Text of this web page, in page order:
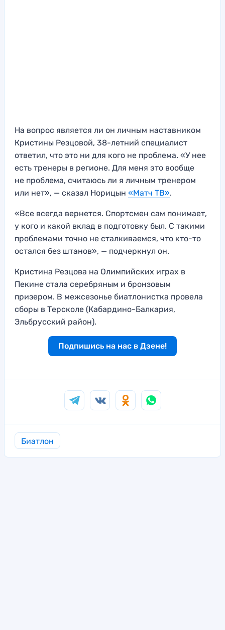
На вопрос является ли он личным наставником
Кристины Резцовой, 38-летний специалист
ответил, что это ни для кого не проблема. «У нее
есть тренеры в регионе. Для меня это вообще
не проблема, считаюсь ли я личным тренером
или нет», — сказал Норицын «Матч ТВ».
«Все всегда вернется. Спортсмен сам понимает,
у кого и какой вклад в подготовку был. С такими
проблемами точно не сталкиваемся, что кто-то
остался без штанов», — подчеркнул он.
Кристина Резцова на Олимпийских играх в
Пекине стала серебряным и бронзовым
призером. В межсезонье биатлонистка провела
сборы в Терсколе (Кабардино-Балкария,
Эльбрусский район).
Подпишись на нас в Дзене!
Биатлон